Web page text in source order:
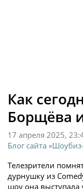
Как
Борщёва
17 апреля 2025,
Блог сайта
Телезрители
дурнушку из
шоу она выступала